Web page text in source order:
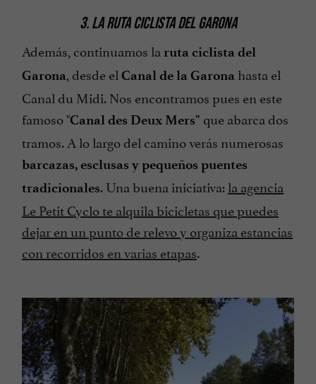
3. LA RUTA CICLISTA DEL GARONA
Además, continuamos la ruta ciclista del
Garona, desde el Canal de la Garona hasta el
Canal du Midi. Nos encontramos pues en este
famoso "Canal des Deux Mers" que abarca dos
tramos. A lo largo del camino verás numerosas
barcazas, esclusas y pequeños puentes
tradicionales. Una buena iniciativa:la agencia
Le Petit Cyclo te alquila bicicletas que puedes
dejar en un punto de relevo y organiza estancias
con recorridos en varias etapas.